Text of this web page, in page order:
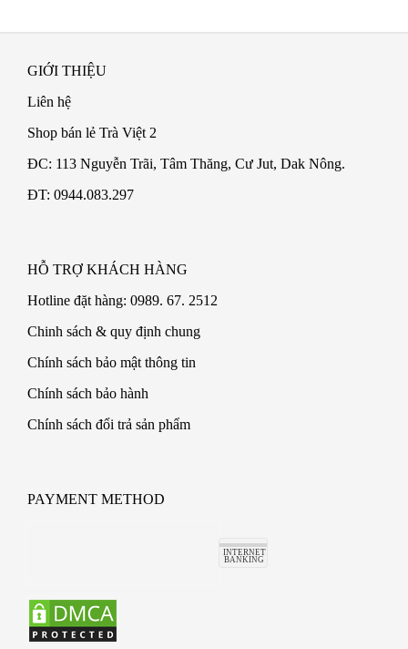
GIỚI THIỆU
Liên hệ
Shop bán lẻ Trà Việt 2
ĐC: 113 Nguyễn Trãi, Tâm Thăng, Cư Jut, Dak Nông.
ĐT: 0944.083.297
HỖ TRỢ KHÁCH HÀNG
Hotline đặt hàng: 0989. 67. 2512
Chinh sách & quy định chung
Chính sách bảo mật thông tin
Chính sách bảo hành
Chính sách đổi trả sản phẩm
PAYMENT METHOD